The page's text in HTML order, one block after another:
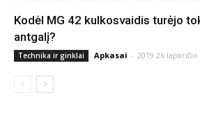
Kodėl MG 42 kulkosvaidis turėjo
antgalį?
Technika ir ginklai Apkasai - 2019 26 lapkričio